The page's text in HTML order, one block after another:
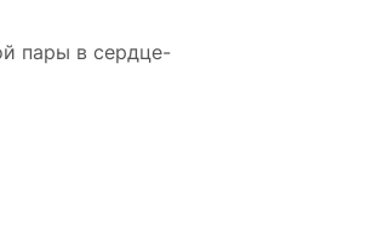
пары в сердце-